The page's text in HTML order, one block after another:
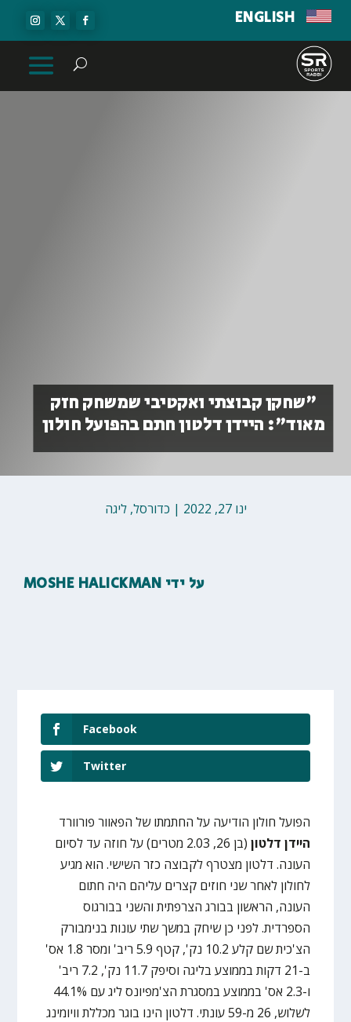
ENGLISH
"שחקן קבוצתי ואקטיבי שמשחק חזק
מאוד": היידן דלטון חתם בהפועל חולון
ינו 27, 2022 | כדורסל,ליגה
על ידי MOSHE HALICKMAN
Facebook
Twitter
הפועל חולון הודיעה על החתמתו של הפאוור פורוורד
היידן דלטון
(בן 26, 2.03 מטרים) על חוזה עד לסיום
העונה. דלטון מצטרף לקבוצה כזר השישי. הוא מגיע
לחולון לאחר שני חוזים קצרים עליהם היה חתום
העונה, הראשון בבורג הצרפתית והשני בבורגוס
הספרדית. לפני כן שיחק במשך שתי עונות בנימבורק
הצ'כית שם קלע 10.2 נק', קטף 5.9 ריב' ומסר 1.8 אס'
ב-21 דקות בממוצע בליגה וסיפק 11.7 נק', 7.2 ריב'
ו-2.3 אס' בממוצע במסגרת הצ'מפיונס ליג עם 44.1%
לשלוש, 26 מ-59 עונתי. דלטון הינו בוגר מכללת וויומינג